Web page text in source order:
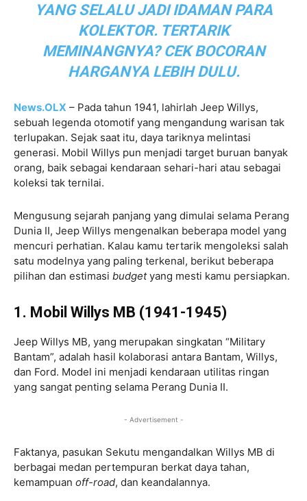
YANG SELALU JADI IDAMAN PARA
KOLEKTOR. TERTARIK
MEMINANGNYA? CEK BOCORAN
HARGANYA LEBIH DULU.
News.OLX – Pada tahun 1941, lahirlah Jeep Willys,
sebuah legenda otomotif yang mengandung warisan tak
terlupakan. Sejak saat itu, daya tariknya melintasi
generasi. Mobil Willys pun menjadi target buruan banyak
orang, baik sebagai kendaraan sehari-hari atau sebagai
koleksi tak ternilai.
Mengusung sejarah panjang yang dimulai selama Perang
Dunia II, Jeep Willys mengenalkan beberapa model yang
mencuri perhatian. Kalau kamu tertarik mengoleksi salah
satu modelnya yang paling terkenal, berikut beberapa
pilihan dan estimasi budgetyang mesti kamu persiapkan.
1. Mobil Willys MB (1941-1945)
Jeep Willys MB, yang merupakan singkatan “Military
Bantam”, adalah hasil kolaborasi antara Bantam, Willys,
dan Ford. Model ini menjadi kendaraan utilitas ringan
yang sangat penting selama Perang Dunia II.
- Advertisement -
Faktanya, pasukan Sekutu mengandalkan Willys MB di
berbagai medan pertempuran berkat daya tahan,
kemampuan off-road, dan keandalannya.